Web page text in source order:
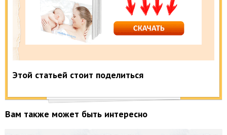
Этой статьей стоит поделиться
Вам также может быть интересно